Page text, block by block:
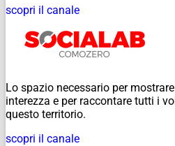
scopri il canale
Lo spazio necessario per
interezza e per raccontare tutti i
questo territorio.
scopri il canale